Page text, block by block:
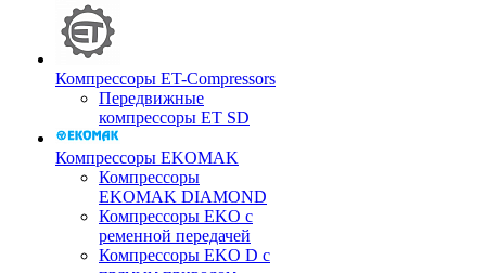
Компрессоры ET-Compressors
Передвижные
компрессоры ET SD
Компрессоры EKOMAK
Компрессоры
EKOMAK DIAMOND
Компрессоры EKO c
ременной передачей
Компрессоры EKO D с